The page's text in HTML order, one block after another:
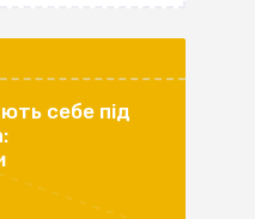
себе під